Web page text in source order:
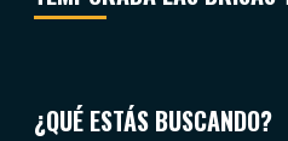
¿QUÉ ESTÁS BUSCANDO?